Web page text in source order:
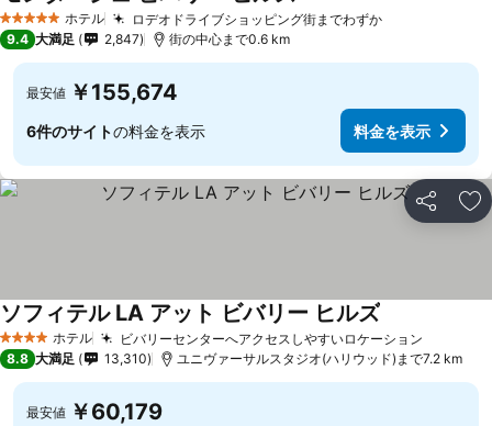
5 ホテルのランク
ホテル ロデオドライブショッピング街までわずか
9.4 大満足 2,847 街の中心まで0.6 km
最安値 ￥155,674
6件のサイトの料金を表示 料金を表示
シェア お
4 ホテルのランク
ホテル ビバリーセンターへアクセスしやすいロケーション
ソフィテル LA アット ビバリー ヒルズ
8.8 大満足 13,310 ユニヴァーサルスタジオ(ハリウッド)まで7.2 km
最安値 ￥60,179